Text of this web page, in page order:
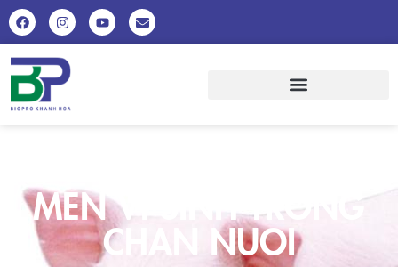
MEN VI SINH TRONG
CHAN NUOI